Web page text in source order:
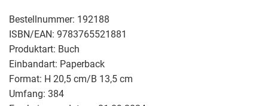
Bestellnummer: 192188
ISBN/EAN: 9783765521881
Produktart: Buch
Einbandart: Paperback
Format: H 20,5 cm/B 13,5 cm
Umfang: 384